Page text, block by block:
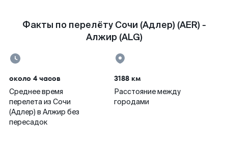
Факты по перелёту Сочи (Адлер) (AER) -
Алжир (ALG)
около 4 часов
Среднее время
перелета из Сочи
(Адлер) в Алжир без
пересадок
3188 км
Расстояние между
городами